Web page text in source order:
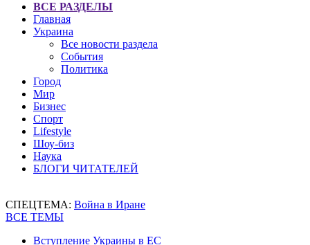
ВСЕ РАЗДЕЛЫ
Главная
Украина
Все новости раздела
События
Политика
Город
Мир
Бизнес
Спорт
Lifestyle
Шоу-биз
Наука
БЛОГИ ЧИТАТЕЛЕЙ
СПЕЦТЕМА: Война в Иране
ВСЕ ТЕМЫ
Вступление Украины в ЕС